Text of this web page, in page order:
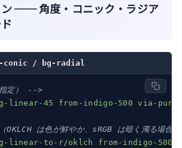
ン ── 角度・コニック・ラジア
conic / bg-radial
定） -->
linear-45 from-indigo-500 via-
は色が鮮やか、sRGB は暗く濁る場合
linear-to-r/oklch from-indigo-500